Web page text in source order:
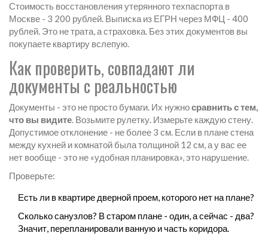
Стоимость восстановления утерянного техпаспорта в
Москве - 3 200 рублей. Выписка из ЕГРН через МФЦ - 400
рублей. Это не трата, а страховка. Без этих документов вы
покупаете квартиру вслепую.
Как проверить, совпадают ли
документы с реальностью
Документы - это не просто бумаги. Их нужносравнить с тем,
что вы видите. Возьмите рулетку. Измерьте каждую стену.
Допустимое отклонение - не более 3 см. Если в плане стена
между кухней и комнатой была толщиной 12 см, а у вас ее
нет вообще - это не «удобная планировка», это нарушение.
Проверьте:
Есть ли в квартире дверной проем, которого нет на плане?
Сколько санузлов? В старом плане - один, а сейчас - два?
Значит, перепланировали ванную и часть коридора.